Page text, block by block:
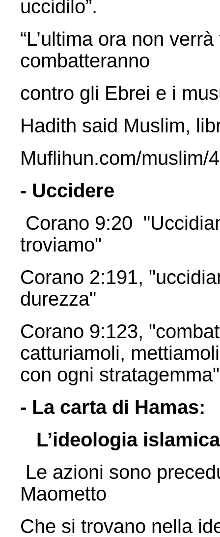
uccidilo”.
“L’ultima ora non
combatteranno
contro gli Ebrei e i
Hadith said Muslim,
Muflihun.com/muslim/
- Uccidere
Corano 9:20
troviamo"
Corano 2:191,
durezza"
Corano 9:123,
catturiamoli,
con ogni stratagemma"
- La carta di Hamas:
L’ideologia
Le azioni sono
Maometto
Che si trovano nella